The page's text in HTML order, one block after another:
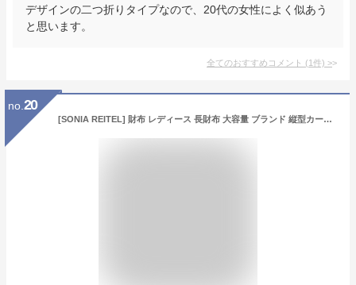
デザインの二つ折りタイプなので、20代の女性によく似あう
と思います。
全てのおすすめコメント (1件) >
no. 20
[SONIA REITEL] 財布 レディース 長財布 大容量 ブランド 縦型カード収納 ラウンドファスナー 合成皮革 専用ボックス付 anan掲載商品 (ベージュ)